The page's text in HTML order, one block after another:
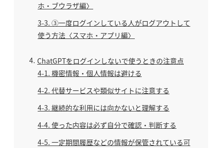
ホ・ブウラザ編〉
3-3 ③一度ログインしている人がログアウトして
使う方法〈スマホ・アプリ編〉
4 ChatGPTをログインしないで使うときの注意点
4-1 機密情報・個人情報は避ける
4-2 代替サービスや類似サイトに注意する
4-3 継続的な利用には向かないと理解する
4-4 使った内容は必ず自分で確認・判断する
4-5 一定期間履歴などの情報が保管されている可